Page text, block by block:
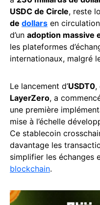
USDC de Circle, reste
de dollars en
d’un adoption massive
les plateformes
internationaux, malgré
Le lancement d’USDT0,
LayerZero, a
une première
mise à l’échelle
Ce stablecoin
davantage les
simplifier les échanges
blockchain.